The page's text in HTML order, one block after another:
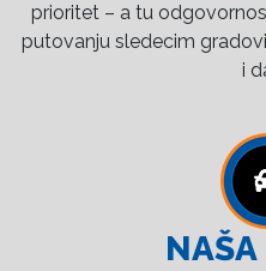
prioritet – a tu
putovanju sledecim
i